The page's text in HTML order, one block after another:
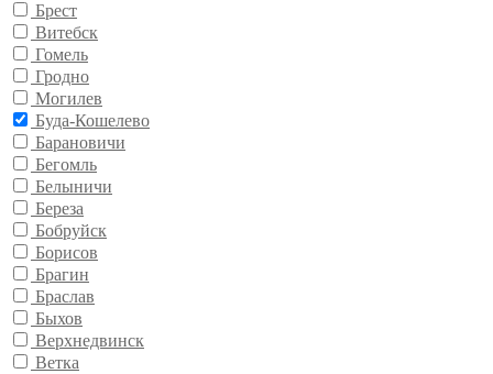
Брест
Витебск
Гомель
Гродно
Могилев
Буда-Кошелево
Барановичи
Бегомль
Белыничи
Береза
Бобруйск
Борисов
Брагин
Браслав
Быхов
Верхнедвинск
Ветка